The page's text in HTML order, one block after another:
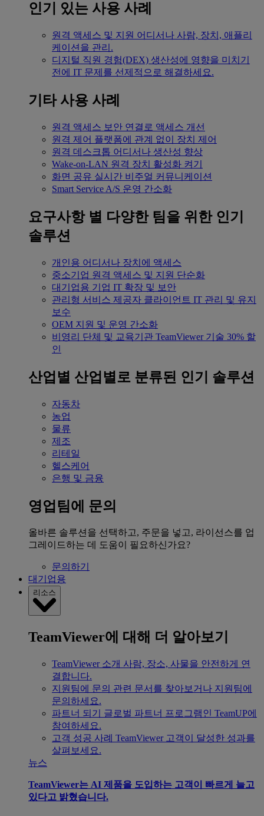
인기 있는 사용 사례
원격 액세스 및 지원 어디서나 사람, 장치, 애플리
케이션을 관리.
디지털 직원 경험(DEX) 생산성에 영향을 미치기
전에 IT 문제를 선제적으로 해결하세요.
기타 사용 사례
원격 액세스 보안 연결로 액세스 개선
원격 제어 플랫폼에 관계 없이 장치 제어
원격 데스크톱 어디서나 생산성 향상
Wake-on-LAN 원격 장치 활성화 켜기
화면 공유 실시간 비주얼 커뮤니케이션
Smart Service A/S 운영 간소화
요구사항 별 다양한 팀을 위한 인기
솔루션
개인용 어디서나 장치에 액세스
중소기업 원격 액세스 및 지원 단순화
대기업용 기업 IT 확장 및 보안
관리형 서비스 제공자 클라이언트 IT 관리 및 유지
보수
OEM 지원 및 운영 간소화
비영리 단체 및 교육기관 TeamViewer 기술 30% 할
인
산업별 산업별로 분류된 인기 솔루션
자동차
농업
물류
제조
리테일
헬스케어
은행 및 금융
영업팀에 문의
올바른 솔루션을 선택하고, 주문을 넣고, 라이선스를 업
그레이드하는 데 도움이 필요하신가요?
문의하기
대기업용
리소스
TeamViewer에 대해 더 알아보기
TeamViewer 소개 사람, 장소, 사물을 안전하게 연
결합니다.
지원팀에 문의 관련 문서를 찾아보거나 지원팀에
문의하세요.
파트너 되기
글로벌 파트너 프로그램인 TeamUP에
참여하세요.
고객 성공 사례 TeamViewer 고객이 달성한 성과를
살펴보세요.
뉴스
TeamViewer는 AI 제품을 도입하는 고객이 빠르게 늘고
있다고 밝혔습니다.